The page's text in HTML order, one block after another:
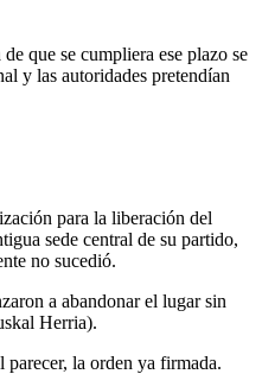
que se cumpliera ese plazo se
y las autoridades pretendían
para la liberación del
sede central de su partido,
no sucedió.
a abandonar el lugar sin
Herria).
la orden ya firmada.